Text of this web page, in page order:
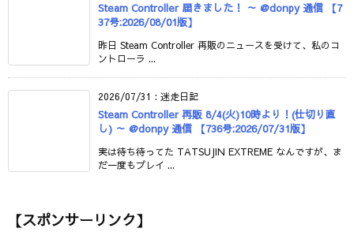
Steam Controller 届きました！ ～ @donpy 通信 【7
37号:2026/08/01版】
昨日 Steam Controller 再販のニュースを受けて、私のコ
ントローラ ...
2026/07/31 : 迷走日記
Steam Controller 再販 8/4(火)10時より！(仕切り直
し) ～ @donpy 通信 【736号:2026/07/31版】
実は待ち待ってた TATSUJIN EXTREME なんですが、ま
だ一度もプレイ ...
【スポンサーリンク】